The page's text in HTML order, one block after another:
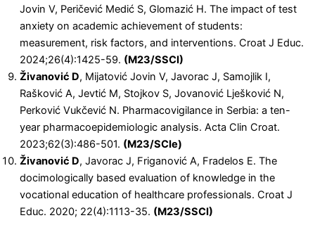
Jovin V, Peričević Medić S, Glomazić H. The impact of test
anxiety on academic achievement of students:
measurement, risk factors, and interventions. Croat J Educ.
2024;26(4):1425-59. (M23/SSCI)
Živanović D, Mijatović Jovin V, Javorac J, Samojlik I,
Rašković A, Jevtić M, Stojkov S, Jovanović Lješković N,
Perković Vukčević N. Pharmacovigilance in Serbia: a ten-
year pharmacoepidemiologic analysis. Acta Clin Croat.
2023;62(3):486-501. (M23/SCIe)
Živanović D, Javorac J, Friganović A, Fradelos E. The
docimologically based evaluation of knowledge in the
vocational education of healthcare professionals. Croat J
Educ. 2020; 22(4):1113-35. (M23/SSCI)